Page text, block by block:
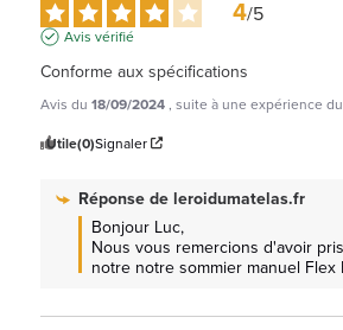
4/5
Avis vérifié
Conforme aux spécifications
Avis du 18/09/2024, suite à une expérience du
Utile(0)Signaler
Réponse deleroidumatelas.fr
Bonjour Luc,
Nous vous remercions d'avoir
notre notre sommier manuel Flex